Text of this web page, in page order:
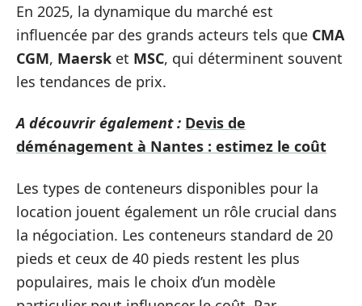
En 2025, la dynamique du marché est
influencée par des grands acteurs tels que CMA
CGM, Maersk et MSC, qui déterminent souvent
les tendances de prix.
A découvrir également : Devis de
déménagement à Nantes : estimez le coût
Les types de conteneurs disponibles pour la
location jouent également un rôle crucial dans
la négociation. Les conteneurs standard de 20
pieds et ceux de 40 pieds restent les plus
populaires, mais le choix d’un modèle